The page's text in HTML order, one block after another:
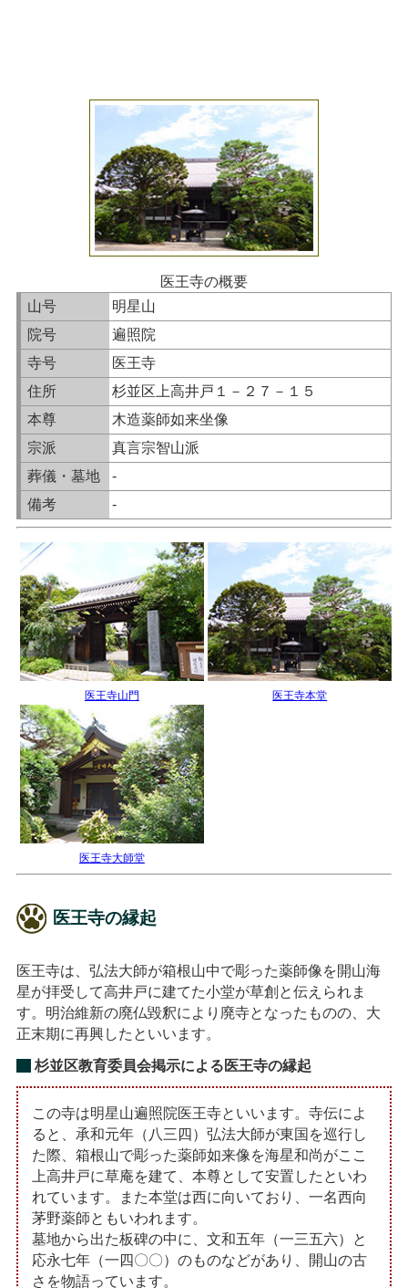
医王寺の概要
山号
明星山
院号
遍照院
寺号
医王寺
住所
杉並区上高井戸１－２７－１５
本尊
木造薬師如来坐像
宗派
真言宗智山派
葬儀・墓地
-
備考
-
医王寺山門 医王寺本堂
医王寺大師堂
医王寺の縁起
医王寺は、弘法大師が箱根山中で彫った薬師像を開山海
星が拝受して高井戸に建てた小堂が草創と伝えられま
す。明治維新の廃仏毀釈により廃寺となったものの、大
正末期に再興したといいます。
杉並区教育委員会掲示による医王寺の縁起
この寺は明星山遍照院医王寺といいます。寺伝によ
ると、承和元年（八三四）弘法大師が東国を巡行し
た際、箱根山で彫った薬師如来像を海星和尚がここ
上高井戸に草庵を建て、本尊として安置したといわ
れています。また本堂は西に向いており、一名西向
茅野薬師ともいわれます。
墓地から出た板碑の中に、文和五年（一三五六）と
応永七年（一四〇〇）のものなどがあり、開山の古
さを物語っています。